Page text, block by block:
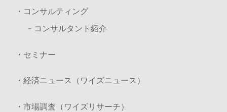
・コンサルティング
- コンサルタント紹介
・セミナー
・経済ニュース（ワイズニュース）
・市場調査（ワイズリサーチ）